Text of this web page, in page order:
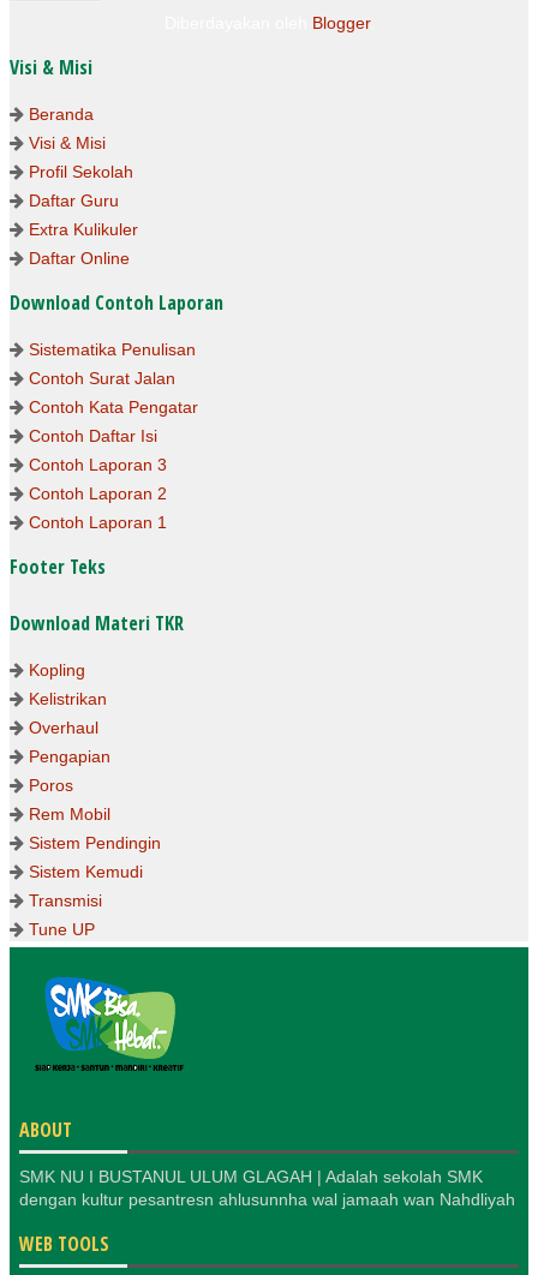
Blogger.
Visi & Misi
Beranda
Visi & Misi
Profil Sekolah
Daftar Guru
Extra Kulikuler
Daftar Online
Download Contoh Laporan
Sistematika Penulisan
Contoh Surat Jalan
Contoh Kata Pengatar
Contoh Daftar Isi
Contoh Laporan 3
Contoh Laporan 2
Contoh Laporan 1
Footer Teks
Download Materi TKR
Kopling
Kelistrikan
Overhaul
Pengapian
Poros
Rem Mobil
Sistem Pendingin
Sistem Kemudi
Transmisi
Tune UP
ABOUT
SMK NU I BUSTANUL ULUM GLAGAH | Adalah sekolah SMK
dengan kultur pesantresn ahlusunnha wal jamaah wan Nahdliyah
WEB TOOLS